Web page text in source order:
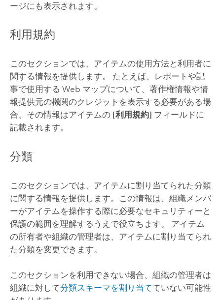
ージにも表示されます。
利用規約
このセクションでは、アイテムの使用方法と利用者に
関する情報を提供します。 たとえば、レポートや記
事で使用する Web マップについて、著作権情報や情
報提供元の機関のクレジットを表示する必要がある場
合、その情報はアイテムの [利用規約] フィールドに
記載されます。
分類
このセクションでは、アイテムに割り当てられた分類
に関する情報を提供します。この情報は、組織メンバ
ーがアイテムを操作する際に必要なセキュリティーと
保護の範囲を理解するうえで役立ちます。 アイテム
の所有者や組織の管理者は、アイテムに割り当てられ
た分類を変更できます。
このセクションを利用できない場合、組織の管理者は
組織に対して分類スキーマを割り当てていない可能性